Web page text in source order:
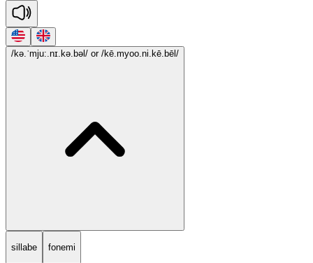
/kə.ˈmju:.nɪ.kə.bəl/ or /kē.myoo.ni.kē.bēl/
sillabe fonemi